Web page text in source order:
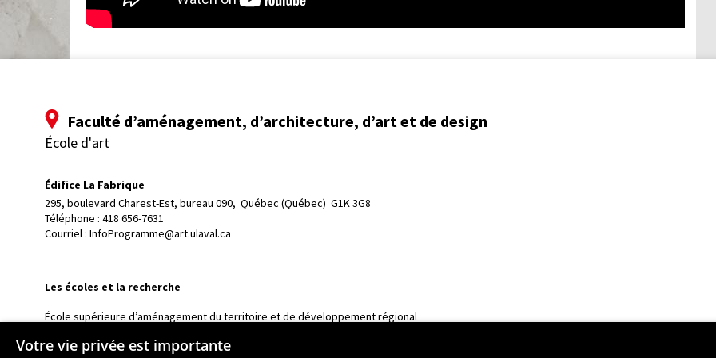
Faculté d’aménagement, d’architecture, d’art et de design
École d'art
Édifice La Fabrique
295, boulevard Charest-Est, bureau 090, Québec (Québec)  G1K 3G8
Téléphone : 418 656-7631
Courriel : InfoProgramme@art.ulaval.ca
Les écoles et la recherche
École supérieure d’aménagement du territoire et de développement régional
École de design
Votre vie privée est importante